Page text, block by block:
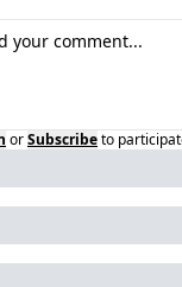
orSubscribeto